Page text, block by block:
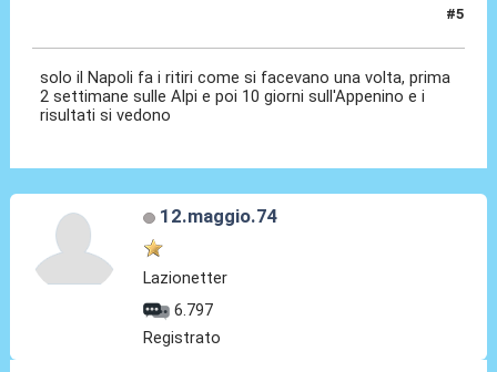
#5
solo il Napoli fa i ritiri come si facevano una volta, prima
2 settimane sulle Alpi e poi 10 giorni sull'Appenino e i
risultati si vedono
12.maggio.74
Lazionetter
6.797
Registrato